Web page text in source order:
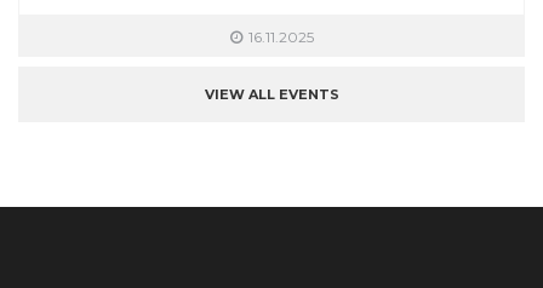
16.11.2025
VIEW ALL EVENTS